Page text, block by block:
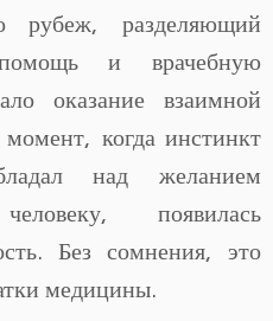
рубеж, разделяющий
и врачебную
оказание взаимной
когда инстинкт
над желанием
появилась
Без сомнения, это
медицины.